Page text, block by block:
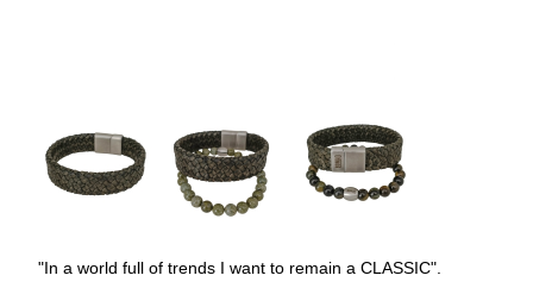
"In a world full of trends I want to remain a CLASSIC".